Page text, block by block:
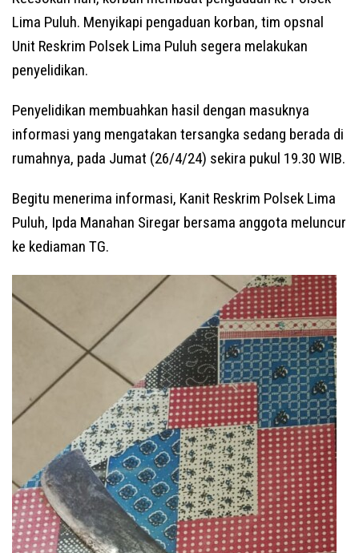
Lima Puluh. Menyikapi pengaduan korban, tim opsnal
Unit Reskrim Polsek Lima Puluh segera melakukan
penyelidikan.
Penyelidikan membuahkan hasil dengan masuknya
informasi yang mengatakan tersangka sedang berada di
rumahnya, pada Jumat (26/4/24) sekira pukul 19.30 WIB.
Begitu menerima informasi, Kanit Reskrim Polsek Lima
Puluh, Ipda Manahan Siregar bersama anggota meluncur
ke kediaman TG.